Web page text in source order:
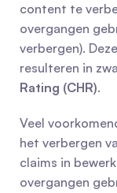
content te
overgangen
verbergen).
resulteren in
Rating (CHR).
Veel
het verbergen
claims in
overgangen